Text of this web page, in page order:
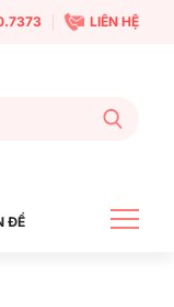
LIÊN HỆ
ĐỀ